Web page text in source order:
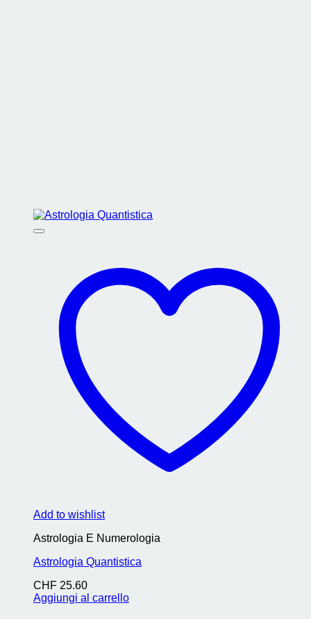
Add to wishlist
Astrologia E Numerologia
Astrologia Quantistica
CHF 25.60
Aggiungi al carrello